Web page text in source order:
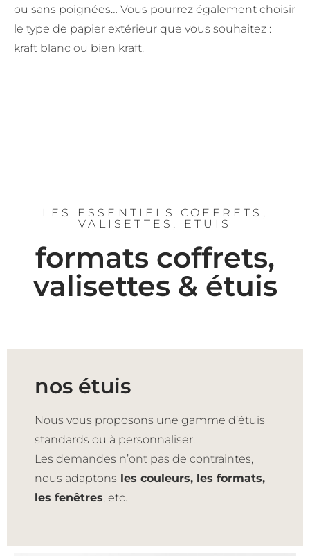
ou sans poignées… Vous pourrez également choisir
le type de papier extérieur que vous souhaitez :
kraft blanc ou bien kraft.
LES ESSENTIELS COFFRETS,
VALISETTES, ETUIS
formats coffrets,
valisettes & étuis
nos étuis
Nous vous proposons une gamme d’étuis
standards ou à personnaliser.
Les demandes n’ont pas de contraintes,
nous adaptons les couleurs, les formats,
les fenêtres, etc.